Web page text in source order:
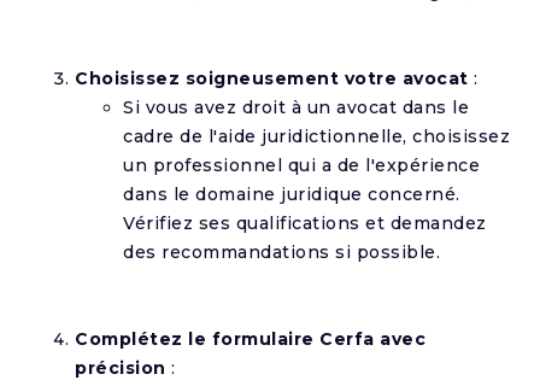
Choisissez soigneusement votre avocat :
Si vous avez droit à un avocat dans le
cadre de l'aide juridictionnelle, choisissez
un professionnel qui a de l'expérience
dans le domaine juridique concerné.
Vérifiez ses qualifications et demandez
des recommandations si possible.
Complétez le formulaire Cerfa avec
précision :